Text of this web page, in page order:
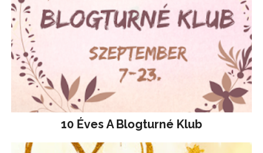
10 Éves A Blogturné Klub